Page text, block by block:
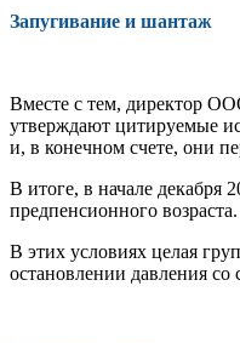
Запугивание и шантаж
Вместе с тем, директор
утверждают цитируемые
и, в конечном счете, они
В итоге, в начале декабря
предпенсионного
В этих условиях целая
остановлении давления